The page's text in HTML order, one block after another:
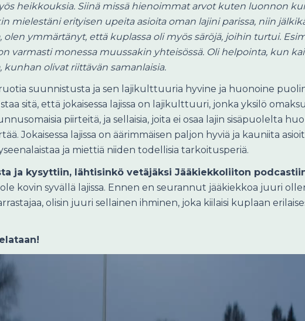
heikkouksia. Siinä missä hienoimmat arvot kuten luonnon
mielestäni erityisen upeita asioita oman lajini parissa, niin
ymmärtänyt, että kuplassa oli myös säröjä, joihin turtui.
varmasti monessa muussakin yhteisössä. Oli helpointa, kun
olivat riittävän samanlaisia.
suunnistusta ja sen lajikulttuuria hyvine ja huonoine
sitä, että jokaisessa lajissa on lajikulttuuri, jonka yksilö
piirteitä, ja sellaisia, joita ei osaa lajin sisäpuolelta
Jokaisessa lajissa on äärimmäisen paljon hyviä ja kauniita
ja miettiä niiden todellisia tarkoitusperiä.
ja kysyttiin, lähtisinkö vetäjäksi Jääkiekkoliiton
kovin syvällä lajissa. Ennen en seurannut jääkiekkoa juuri
olisin juuri sellainen ihminen, joka kiilaisi kuplaan